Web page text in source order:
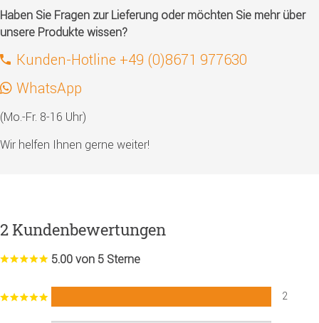
Haben Sie Fragen zur Lieferung oder möchten Sie mehr über
unsere Produkte wissen?
Kunden-Hotline +49 (0)8671 977630
WhatsApp
(Mo.-Fr. 8-16 Uhr)
Wir helfen Ihnen gerne weiter!
2 Kundenbewertungen
5.00 von 5 Sterne
2